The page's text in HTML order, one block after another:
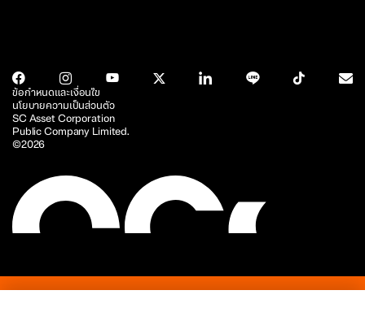
SC Asset Corporation
Public Company Limited.
©2026
ข้อกำหนดและเงื่อนไข
นโยบายความเป็นส่วนตัว